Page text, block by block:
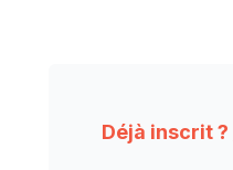
Déjà inscrit ?